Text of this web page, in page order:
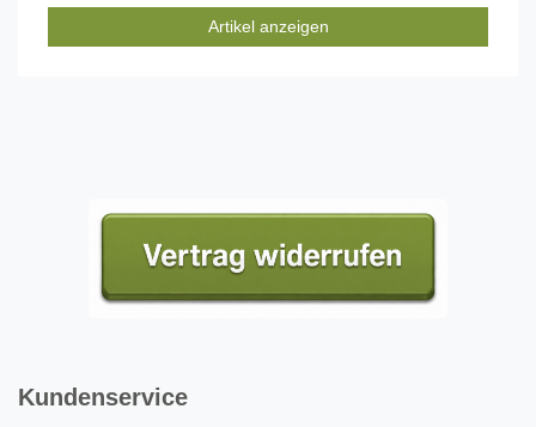
Artikel anzeigen
Kundenservice